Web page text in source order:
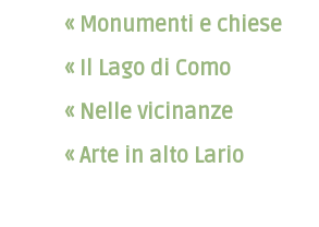
« Monumenti e chiese
« Il Lago di Como
« Nelle vicinanze
« Arte in alto Lario